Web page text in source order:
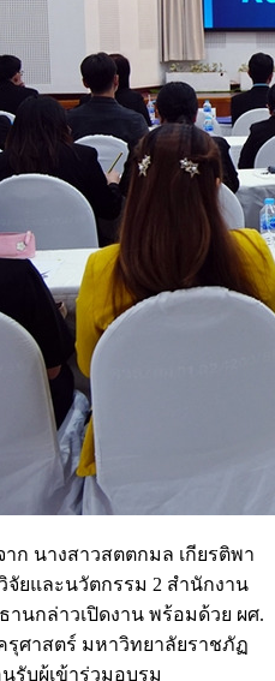
ก นางสาวสตตกมล เกียรติพา
ยและนวัตกรรม 2 สำนักงาน
านกล่าวเปิดงาน พร้อมด้วย ผศ.
ศาสตร์ มหาวิทยาลัยราชภัฏ
รับผู้เข้าร่วมอบรม